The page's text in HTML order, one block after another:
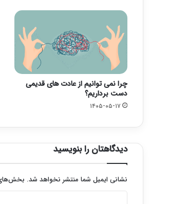
چرا نمی توانیم از عادت های قدیمی
دست برداریم؟
۱۴۰۵-۰۵-۱۷
دیدگاهتان را بنویسید
نشانی ایمیل شما منتشر نخواهد شد. بخش‌های